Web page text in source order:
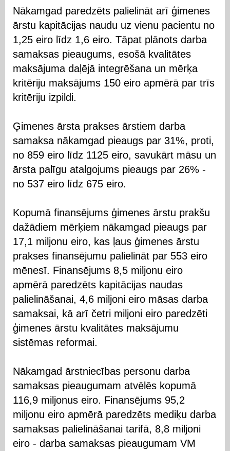
Nākamgad paredzēts palielināt arī ģimenes
ārstu kapitācijas naudu uz vienu pacientu no
1,25 eiro līdz 1,6 eiro. Tāpat plānots darba
samaksas pieaugums, esošā kvalitātes
maksājuma daļējā integrēšana un mērķa
kritēriju maksājums 150 eiro apmērā par trīs
kritēriju izpildi.
Ģimenes ārsta prakses ārstiem darba
samaksa nākamgad pieaugs par 31%, proti,
no 859 eiro līdz 1125 eiro, savukārt māsu un
ārsta palīgu atalgojums pieaugs par 26% -
no 537 eiro līdz 675 eiro.
Kopumā finansējums ģimenes ārstu prakšu
dažādiem mērķiem nākamgad pieaugs par
17,1 miljonu eiro, kas ļaus ģimenes ārstu
prakses finansējumu palielināt par 553 eiro
mēnesī. Finansējums 8,5 miljonu eiro
apmērā paredzēts kapitācijas naudas
palielināšanai, 4,6 miljoni eiro māsas darba
samaksai, kā arī četri miljoni eiro paredzēti
ģimenes ārstu kvalitātes maksājumu
sistēmas reformai.
Nākamgad ārstniecības personu darba
samaksas pieaugumam atvēlēs kopumā
116,9 miljonus eiro. Finansējums 95,2
miljonu eiro apmērā paredzēts mediķu darba
samaksas palielināšanai tarifā, 8,8 miljoni
eiro - darba samaksas pieaugumam VM